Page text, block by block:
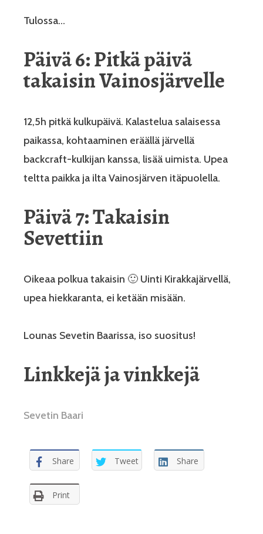
Tulossa…
Päivä 6: Pitkä päivä
takaisin Vainosjärvelle
12,5h pitkä kulkupäivä. Kalastelua salaisessa
paikassa, kohtaaminen eräällä järvellä
backcraft-kulkijan kanssa, lisää uimista. Upea
teltta paikka ja ilta Vainosjärven itäpuolella.
Päivä 7: Takaisin
Sevettiin
Oikeaa polkua takaisin 🙂 Uinti Kirakkajärvellä,
upea hiekkaranta, ei ketään misään.
Lounas Sevetin Baarissa, iso suositus!
Linkkejä ja vinkkejä
Sevetin Baari
Share Tweet Share
Print